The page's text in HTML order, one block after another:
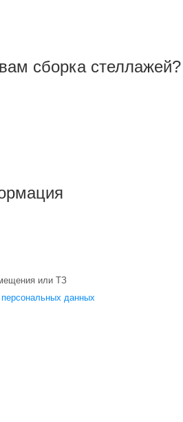
сборка стеллажей?
или ТЗ
персональных данных